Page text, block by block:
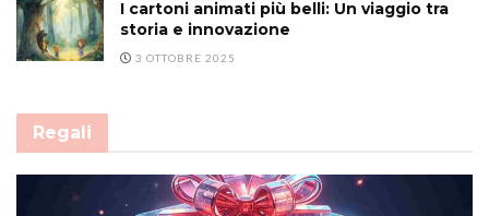
I cartoni animati più belli: Un viaggio tra
storia e innovazione
3 OTTOBRE 2025
Regali